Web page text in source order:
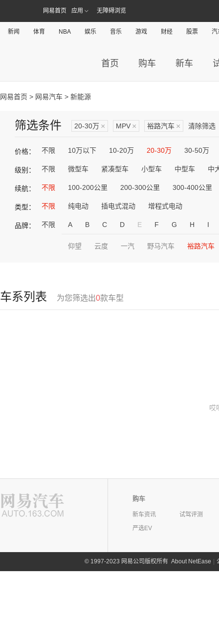
网易首页 应用 无障碍浏览
新闻 体育 NBA 娱乐 音乐 游戏 财经 股票 汽
首页 购车 新车
网易首页 > 网易汽车 > 新能源
筛选条件 20-30万 × MPV × 裕路汽车 × 清除筛选
价格： 不限 10万以下 10-20万 20-30万 30-50万
级别： 不限 微型车 紧凑型车 小型车 中型车 中
续航： 不限 100-200公里 200-300公里 300-400公里
类型： 不限 纯电动 插电式混动 增程式电动
品牌： 不限 A B C D E F G H I
仰望 云度 一汽 野马汽车 裕路汽车
车系列表 为您筛选出0款车型
哎
购车
新车资讯
试驾评测
严选EV
©1997-2023 网易公司版权所有 About NetEase